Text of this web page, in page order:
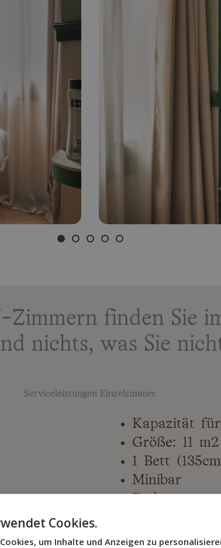
finden Sie
nichts, was Sie
Serviceleistungen Einzelzimmer
Kapazität
Größe: 11 m2
1 Bett
Minibar
Kleiderschrank
Cookies.
um Inhalte und Anzeigen zu